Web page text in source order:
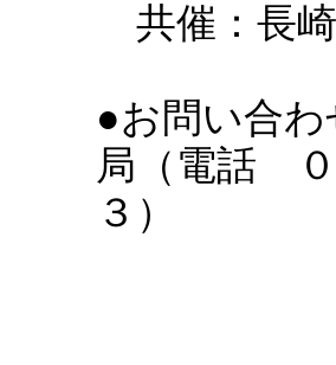
共催：長
●お問い合
局（電話 ０
３）